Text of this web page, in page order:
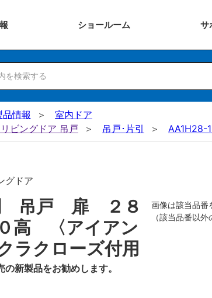
ショールーム サ
情報
室内ドア
ビングドア 吊戸
吊戸･片引 AA1H28-
グドア
吊戸 扉 ２８
高 〈アイアン
クローズ付用
新製品をお勧めします。
画像は該当品番
（該当品番以